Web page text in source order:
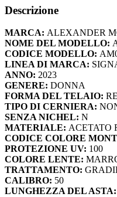
290,00 €.
Descrizione
MARCA: ALEXANDER
NOME DEL MODELLO:
CODICE MODELLO:
LINEA DI MARCA:
ANNO: 2023
GENERE: DONNA
FORMA DEL TELAIO:
TIPO DI CERNIERA:
SENZA NICHEL: N
MATERIALE: ACETATO
CODICE COLORE
PROTEZIONE UV: 100
COLORE LENTE:
TRATTAMENTO:
CALIBRO: 50
LUNGHEZZA DEL ASTA: